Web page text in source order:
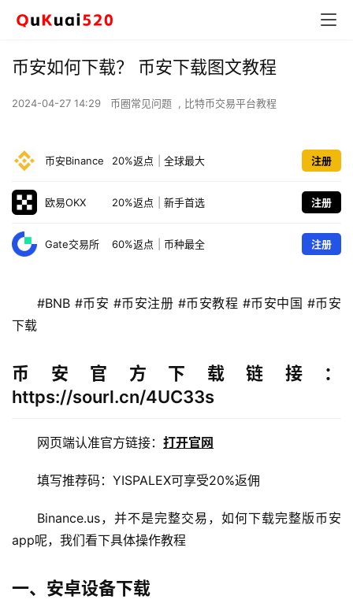
币安如何下载？ 币安下载图文教程
2024-04-27 14:29 币圈常见问题 , 比特币交易平台教程
币安Binance 20%返点 全球最大 注册
欧易OKX 20%返点 新手首选 注册
Gate交易所 60%返点 币种最全 注册
#BNB #币安 #币安注册 #币安教程 #币安中国 #币安
下载
币安官方下载链接：
https://sourl.cn/4UC33s
网页端认准官方链接： 打开官网
填写推荐码：YISPALEX可享受20%返佣
Binance.us，并不是完整交易，如何下载完整版币安
app呢，我们看下具体操作教程
一、安卓设备下载